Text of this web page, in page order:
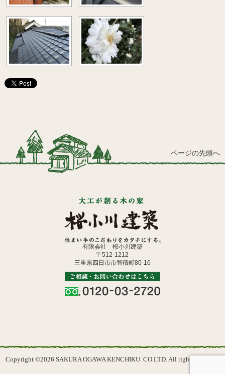
ページの先頭へ
有限会社 桜小川建築
〒512-1212
三重県四日市市智積町80-16
Copyright ©2026 SAKURA OGAWA KENCHIKU. CO.LTD. All rights reserved.